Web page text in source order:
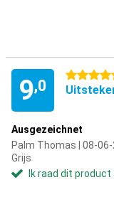
9,0
4.5
Ausgezeichnet
Palm Thomas | 08-
Grijs
Ik raad dit product